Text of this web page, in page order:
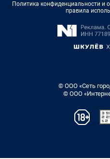
Политика конфиденциальности и
правила
© ООО «Сеть
© ООО